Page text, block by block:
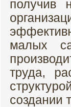
получив
малых
труда,
создании